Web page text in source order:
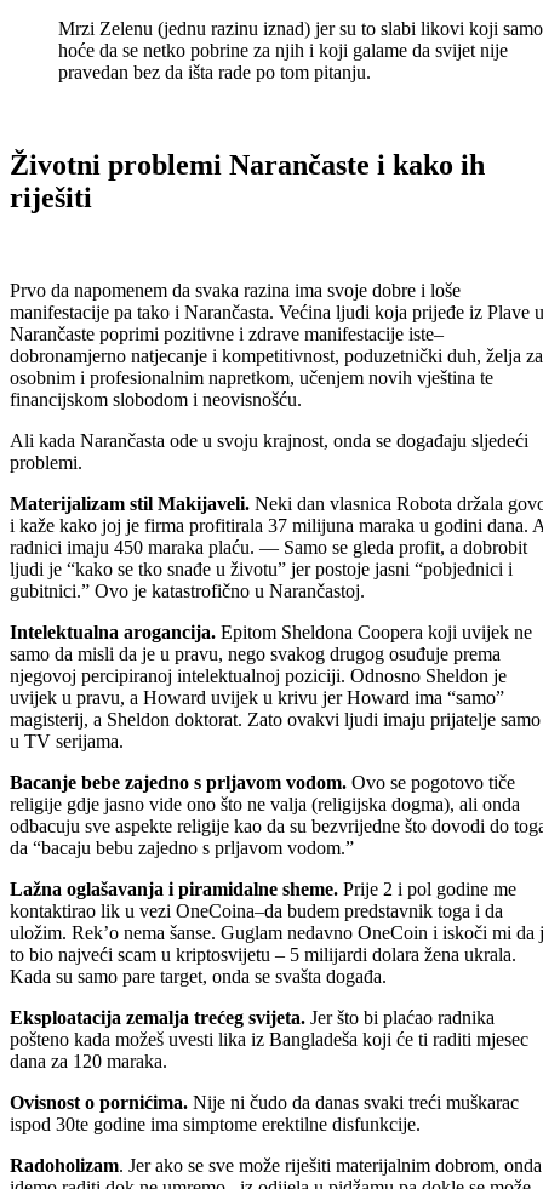
Mrzi Zelenu (jednu razinu iznad) jer su to slabi likovi koji samo
hoće da se netko pobrine za njih i koji galame da svijet nije
pravedan bez da išta rade po tom pitanju.
Životni problemi Narančaste i kako ih
riješiti
Prvo da napomenem da svaka razina ima svoje dobre i loše
manifestacije pa tako i Narančasta. Većina ljudi koja prijeđe iz Plave u
Narančaste poprimi pozitivne i zdrave manifestacije iste–
dobronamjerno natjecanje i kompetitivnost, poduzetnički duh, želja za
osobnim i profesionalnim napretkom, učenjem novih vještina te
financijskom slobodom i neovisnošću.
Ali kada Narančasta ode u svoju krajnost, onda se događaju sljedeći
problemi.
Materijalizam stil Makijaveli. Neki dan vlasnica Robota držala
i kaže kako joj je firma profitirala 37 milijuna maraka u godini dana.
radnici imaju 450 maraka plaću. — Samo se gleda profit, a dobrobit
ljudi je “kako se tko snađe u životu” jer postoje jasni “pobjednici i
gubitnici.” Ovo je katastrofično u Narančastoj.
Intelektualna arogancija. Epitom Sheldona Coopera koji uvijek ne
samo da misli da je u pravu, nego svakog drugog osuđuje prema
njegovoj percipiranoj intelektualnoj poziciji. Odnosno Sheldon je
uvijek u pravu, a Howard uvijek u krivu jer Howard ima “samo”
magisterij, a Sheldon doktorat. Zato ovakvi ljudi imaju prijatelje samo
u TV serijama.
Bacanje bebe zajedno s prljavom vodom. Ovo se pogotovo tiče
religije gdje jasno vide ono što ne valja (religijska dogma), ali onda
odbacuju sve aspekte religije kao da su bezvrijedne što dovodi do
da “bacaju bebu zajedno s prljavom vodom.”
Lažna oglašavanja i piramidalne sheme. Prije 2 i pol godine me
kontaktirao lik u vezi OneCoina–da budem predstavnik toga i da
uložim. Rek’o nema šanse. Guglam nedavno OneCoin i iskoči mi da
to bio najveći scam u kriptosvijetu – 5 milijardi dolara žena ukrala.
Kada su samo pare target, onda se svašta događa.
Eksploatacija zemalja trećeg svijeta. Jer što bi plaćao radnika
pošteno kada možeš uvesti lika iz Bangladeša koji će ti raditi mjesec
dana za 120 maraka.
Ovisnost o pornićima. Nije ni čudo da danas svaki treći muškarac
ispod 30te godine ima simptome erektilne disfunkcije.
Radoholizam. Jer ako se sve može riješiti materijalnim dobrom, onda